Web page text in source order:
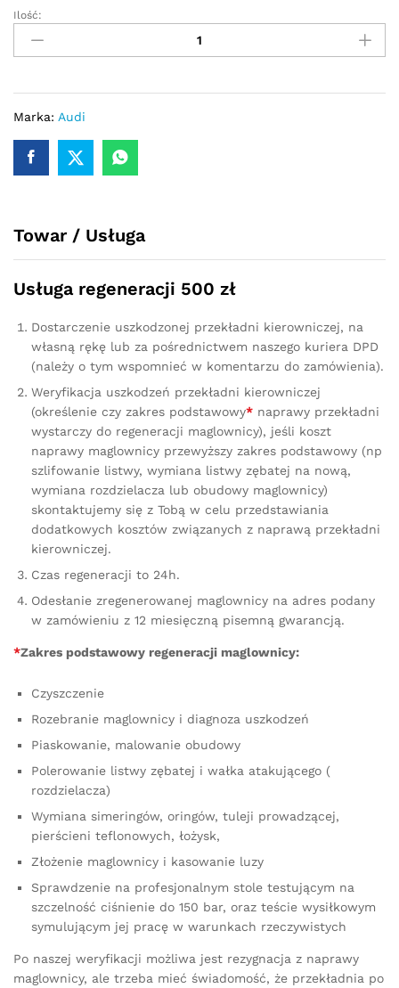
Przekładnia
kierownicza
-
Audi
A6
1997
-
Ilość:
Marka: Audi
Towar / Usługa
Usługa regeneracji 500 zł
Dostarczenie uszkodzonej przekładni kierowniczej, na
własną rękę lub za pośrednictwem naszego kuriera DPD
(należy o tym wspomnieć w komentarzu do zamówienia).
Weryfikacja uszkodzeń przekładni kierowniczej
(określenie czy zakres podstawowy* naprawy przekładni
wystarczy do regeneracji maglownicy), jeśli koszt
naprawy maglownicy przewyższy zakres podstawowy (np
szlifowanie listwy, wymiana listwy zębatej na nową,
wymiana rozdzielacza lub obudowy maglownicy)
skontaktujemy się z Tobą w celu przedstawiania
dodatkowych kosztów związanych z naprawą przekładni
kierowniczej.
Czas regeneracji to 24h.
Odesłanie zregenerowanej maglownicy na adres podany
w zamówieniu z 12 miesięczną pisemną gwarancją.
*Zakres podstawowy regeneracji maglownicy:
Czyszczenie
Rozebranie maglownicy i diagnoza uszkodzeń
Piaskowanie, malowanie obudowy
Polerowanie listwy zębatej i wałka atakującego (
rozdzielacza)
Wymiana simeringów, oringów, tuleji prowadzącej,
pierścieni teflonowych, łożysk,
Złożenie maglownicy i kasowanie luzy
Sprawdzenie na profesjonalnym stole testującym na
szczelność ciśnienie do 150 bar, oraz teście wysiłkowym
symulującym jej pracę w warunkach rzeczywistych
Po naszej weryfikacji możliwa jest rezygnacja z naprawy
maglownicy, ale trzeba mieć świadomość, że przekładnia po